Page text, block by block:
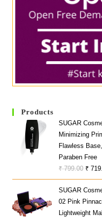
Products
SUGAR
Minimizing
Flawless
Paraben Free
₹799.00
Price
Was:
₹
₹
SUGAR
02 Pink
Lightweight